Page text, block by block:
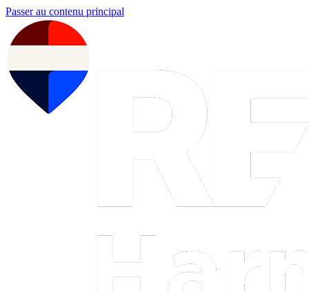
Passer au contenu principal